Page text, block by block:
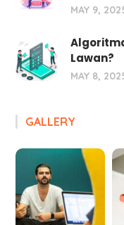
MAY 9,
Lawan?
MAY 8,
GALLERY